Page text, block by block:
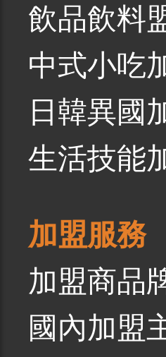
飲品飲料
中式小吃
日韓異國
生活技能
加盟服務
加盟商品
國內加盟